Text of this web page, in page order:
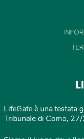
LifeGate è una testata
Tribunale di Como,